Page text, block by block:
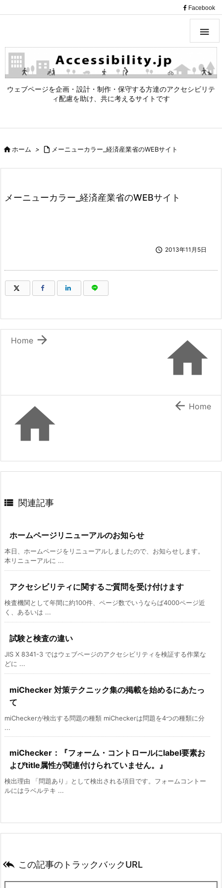
Facebook
ウェブページを企画・設計・制作・保守する方達のアクセシビリテ
ィ配慮を助け、共に考えるサイトです

ホーム >  メーニューカラー_経済産業省のWEBサイト
メーニューカラー_経済産業省のWEBサイト
 2013年11月5日
（新しいウィンドウで開きます）
（新しいウィンドウで開きます）
（新しいウィンドウで開きます）
（新しいウィンドウで開きます）


Home
  Home
 関連記事
ホームページリニューアルのお知らせ
本日、ホームページをリニューアルしましたので、お知らせします。
本リニューアルに ...
アクセシビリティに関するご質問を受け付けます
検査機関として年間に約100件、ページ数でいうならば4000ページ近
く、あるいは ...
試験と検査の違い
JIS X 8341-3 ではウェブページのアクセシビリティを検証する作業な
どに ...
miChecker 対策テクニック集の掲載を始めるにあたっ
て
miCheckerが検出する問題の種類 miCheckerは問題を4つの種類に分
...
miChecker：『フォーム・コントロールにlabel要素お
よびtitle属性が関連付けられていません。』
検出理由 「問題あり」として検出される項目です。フォームコントー
ルにはラベルテキ ...
 この記事のトラックバックURL